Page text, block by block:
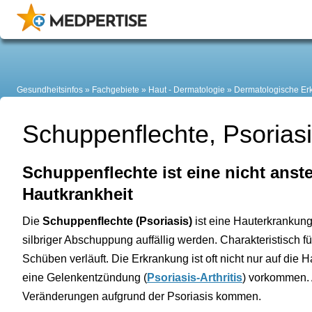
Gesundheitsinfos Fachgebiete Haut - Dermatologie Dermatologische
Schuppenflechte,
Schuppenflechte ist eine nicht
Hautkrankheit
Die Schuppenflechte (Psoriasis) ist eine
silbriger Abschuppung auffällig werden. Charakteristisch
Schüben verläuft. Die Erkrankung ist oft nicht nur auf die
eine Gelenkentzündung (Psoriasis-Arthritis)
Veränderungen aufgrund der Psoriasis kommen.